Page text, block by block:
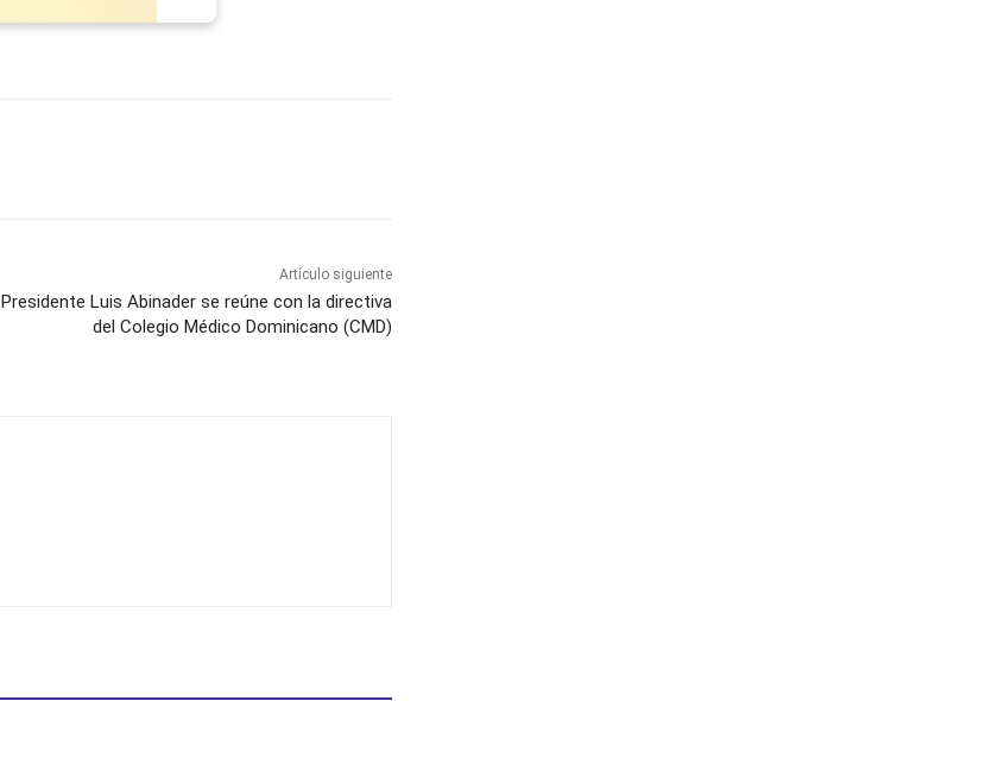
Artículo siguiente
Presidente Luis Abinader se reúne con la directiva
del Colegio Médico Dominicano (CMD)